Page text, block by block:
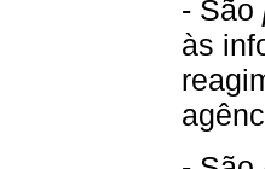
- São
às